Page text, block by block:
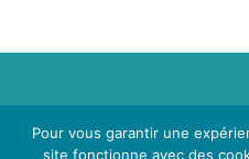
Propriété de Territoire
Mentions Légaleset
Pour vous garantir une
site fonctionne avec des